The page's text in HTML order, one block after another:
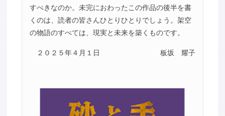
すべきなのか。未完におわったこの作品の後半を書
くのは、読者の皆さんひとりひとりでしょう。架空
の物語のすべては、現実と未来を築くものです。
２０２５年４月１日 板坂 耀子